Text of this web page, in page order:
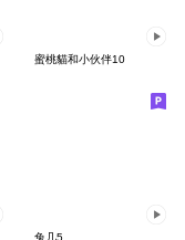
蜜桃貓和小伙伴10
兔几5